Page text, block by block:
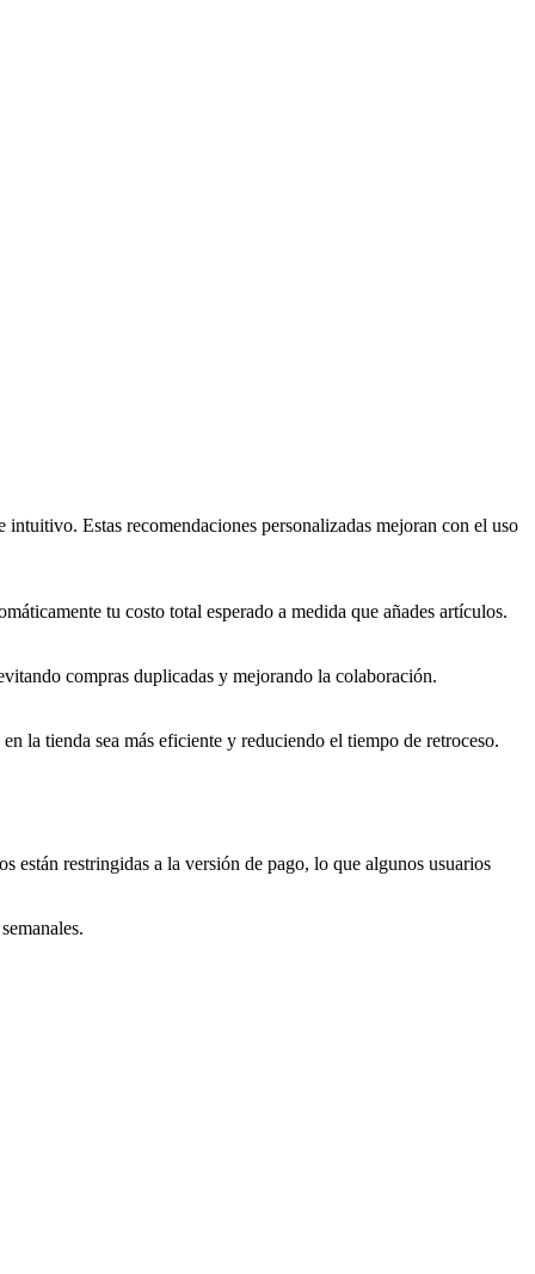
Estas recomendaciones personalizadas mejoran con el uso
tu costo total esperado a medida que añades artículos.
compras duplicadas y mejorando la colaboración.
la tienda sea más eficiente y reduciendo el tiempo de retroceso.
están restringidas a la versión de pago, lo que algunos usuarios